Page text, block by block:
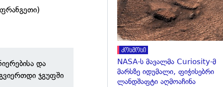
და
ჯგუფში
კოსმოსი
NASA-ს მავალმა Curiosity-მ
მარსზე იდუმალი, ფიჭისებრი
ლანდშაფტი აღმოაჩინა